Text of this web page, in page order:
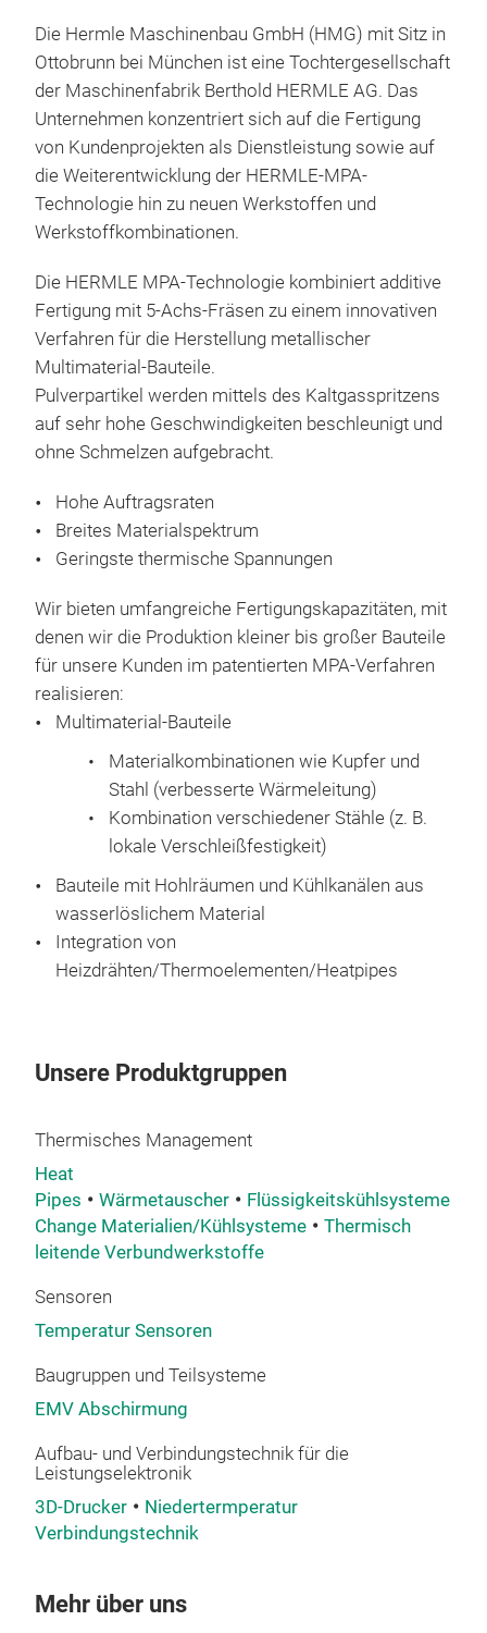
Die Hermle Maschinenbau GmbH (HMG) mit Sitz in
Ottobrunn bei München ist eine Tochtergesellschaft
der Maschinenfabrik Berthold HERMLE AG. Das
Unternehmen konzentriert sich auf die Fertigung
von Kundenprojekten als Dienstleistung sowie auf
die Weiterentwicklung der HERMLE-MPA-
Technologie hin zu neuen Werkstoffen und
Werkstoffkombinationen.
Die HERMLE MPA-Technologie kombiniert additive
Fertigung mit 5-Achs-Fräsen zu einem innovativen
Verfahren für die Herstellung metallischer
Multimaterial-Bauteile.
Pulverpartikel werden mittels des Kaltgasspritzens
auf sehr hohe Geschwindigkeiten beschleunigt und
ohne Schmelzen aufgebracht.
Hohe Auftragsraten
Breites Materialspektrum
Geringste thermische Spannungen
Wir bieten umfangreiche Fertigungskapazitäten, mit
denen wir die Produktion kleiner bis großer Bauteile
für unsere Kunden im patentierten MPA-Verfahren
realisieren:
Multimaterial-Bauteile
Materialkombinationen wie Kupfer und
Stahl (verbesserte Wärmeleitung)
Kombination verschiedener Stähle (z. B.
lokale Verschleißfestigkeit)
Bauteile mit Hohlräumen und Kühlkanälen aus
wasserlöslichem Material
Integration von
Heizdrähten/Thermoelementen/Heatpipes
Unsere Produktgruppen
Thermisches Management
Heat
Pipes
Wärmetauscher Flüssigkeitskühlsysteme
Change Materialien/Kühlsysteme
Thermisch
leitende Verbundwerkstoffe
Sensoren
Temperatur Sensoren
Baugruppen und Teilsysteme
EMV Abschirmung
Aufbau- und Verbindungstechnik für die
Leistungselektronik
3D-Drucker
Niedertermperatur
Verbindungstechnik
Mehr über uns